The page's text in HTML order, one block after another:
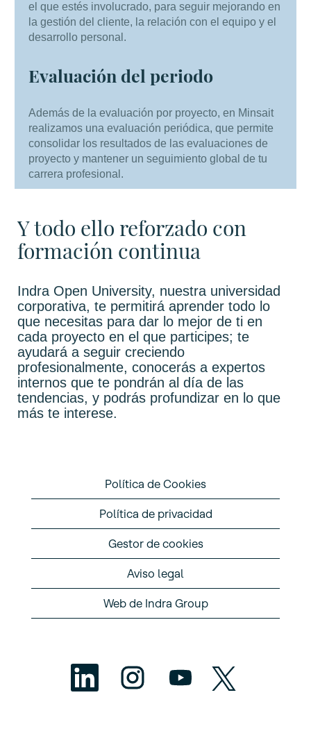
el que estés involucrado, para seguir mejorando en
la gestión del cliente, la relación con el equipo y el
desarrollo personal.
Evaluación del periodo
Además de la evaluación por proyecto, en Minsait
realizamos una evaluación periódica, que permite
consolidar los resultados de las evaluaciones de
proyecto y mantener un seguimiento global de tu
carrera profesional.
Y todo ello reforzado con
formación continua
Indra Open University, nuestra universidad
corporativa, te permitirá aprender todo lo
que necesitas para dar lo mejor de ti en
cada proyecto en el que participes; te
ayudará a seguir creciendo
profesionalmente, conocerás a expertos
internos que te pondrán al día de las
tendencias, y podrás profundizar en lo que
más te interese.
Política de Cookies
Política de privacidad
Gestor de cookies
Aviso legal
Web de Indra Group
S
a
S
e
a
S
e
a